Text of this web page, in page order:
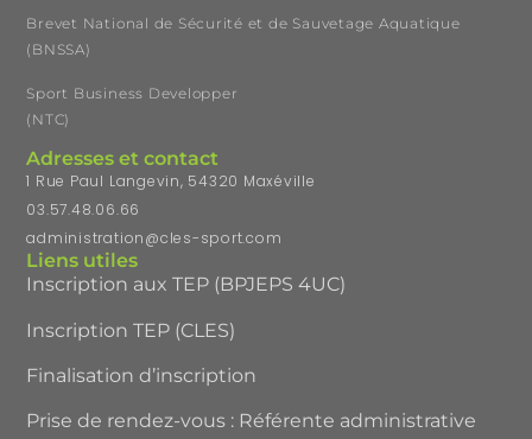
Brevet National de Sécurité et de Sauvetage Aquatique
(BNSSA)
Sport Business Developper
(NTC)
Adresses et contact
1 Rue Paul Langevin, 54320 Maxéville
03.57.48.06.66
administration@cles-sport.com
Liens utiles
Inscription aux TEP (BPJEPS 4UC)
Inscription TEP (CLES)
Finalisation d’inscription
Prise de rendez-vous : Référente administrative